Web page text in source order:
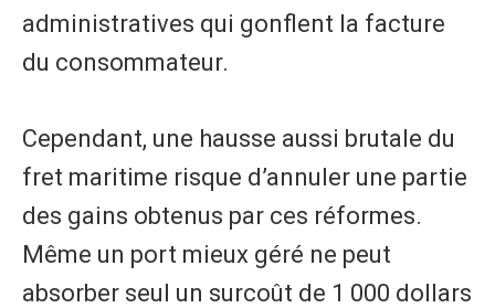
administratives qui gonflent la facture
du consommateur.
Cependant, une hausse aussi brutale du
fret maritime risque d’annuler une partie
des gains obtenus par ces réformes.
Même un port mieux géré ne peut
absorber seul un surcoût de 1 000 dollars